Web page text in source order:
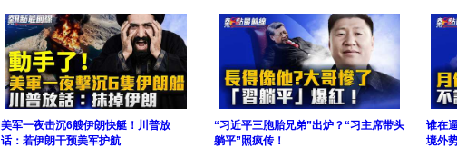
美军一夜击沉6艘伊朗快艇！川普放
话：若伊朗干预美军护航
“习近平三胞胎兄弟”出炉？“习主席带头
躺平”照疯传！
谁在
境外